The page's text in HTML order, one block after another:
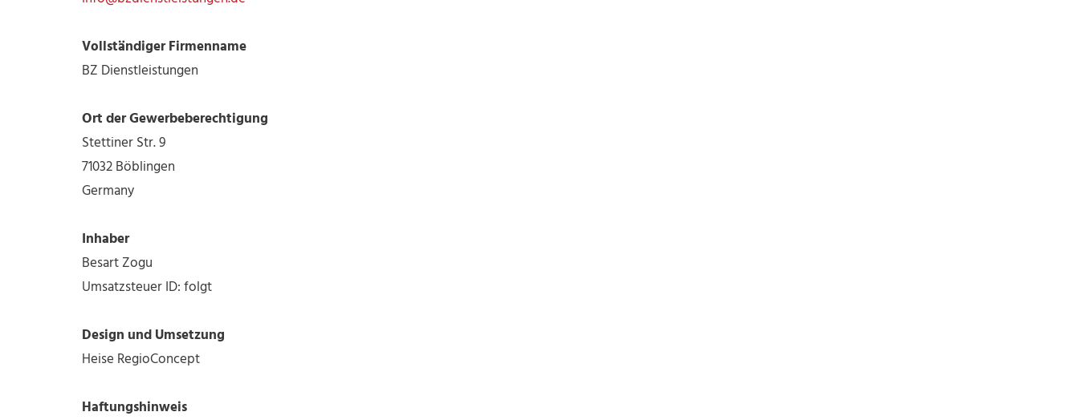
Vollständiger Firmenname
BZ Dienstleistungen
Ort der Gewerbeberechtigung
Stettiner Str. 9
71032 Böblingen
Germany
Inhaber
Besart Zogu
Umsatzsteuer ID: folgt
Design und Umsetzung
Heise RegioConcept
Haftungshinweis